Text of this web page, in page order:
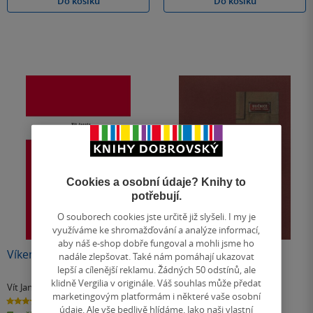
Víkend v jakémsi Švýcarsku
Vít Janota
5.0
z
Uličnice
Vít Janota
5.0
z
Cookies a osobní údaje? Knihy to
potřebují.
O souborech cookies jste určitě již slyšeli. I my je
využíváme ke shromažďování a analýze informací,
aby náš e-shop dobře fungoval a mohli jsme ho
nadále zlepšovat. Také nám pomáhají ukazovat
lepší a cílenější reklamu. Žádných 50 odstínů, ale
klidně Vergilia v originále. Váš souhlas může předat
marketingovým platformám i některé vaše osobní
údaje. Ale vše bedlivě hlídáme. Jako naši vlastní